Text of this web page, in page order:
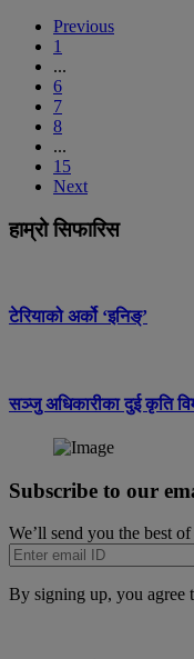
Previous
1
...
6
7
8
...
15
Next
हाम्रो सिफारिस
टेरियाको अर्को ‘इनिङ्’
सञ्जु अधिकारीका दुई कृति
Subscribe to our
We’ll send you the best
By signing up, you agree